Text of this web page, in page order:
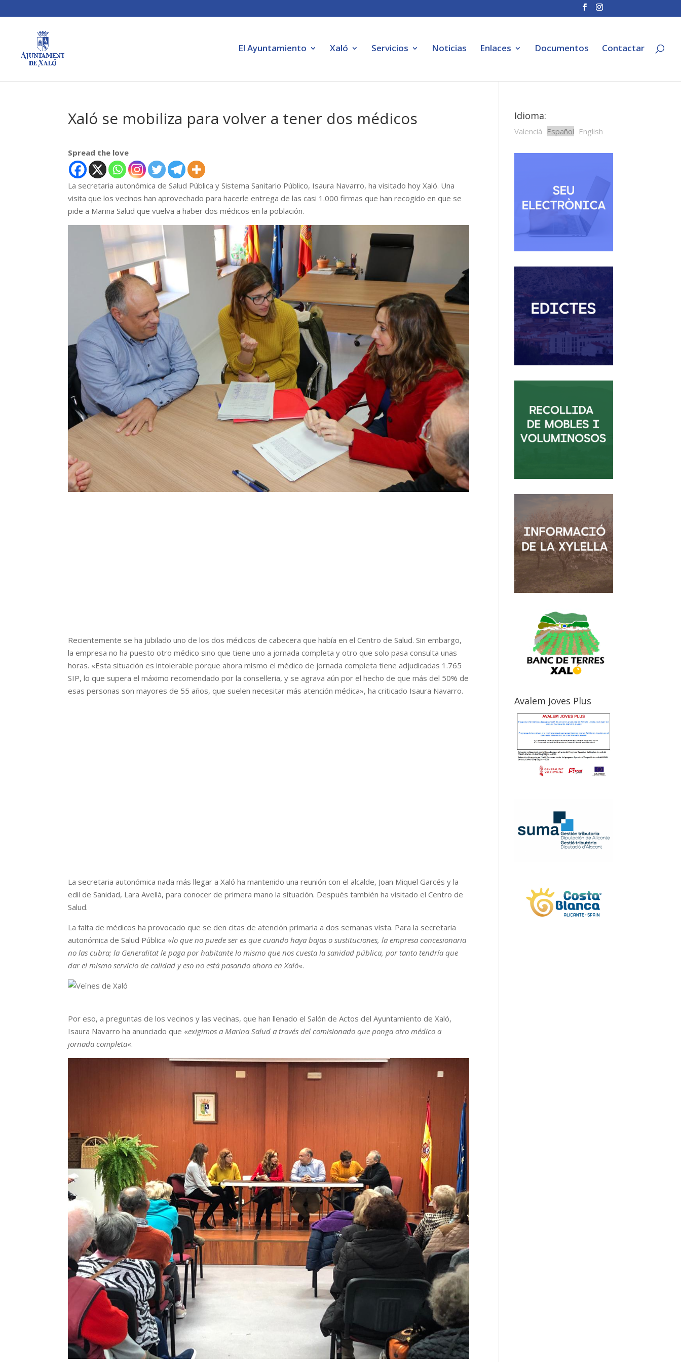
El Ayuntamiento Xaló Servicios Noticias Enlaces Documentos Contactar
Xaló se mobiliza para volver a tener dos médicos
Spread the love
La secretaria autonómica de Salud Pública y Sistema Sanitario Público, Isaura Navarro, ha visitado hoy Xaló. Una
visita que los vecinos han aprovechado para hacerle entrega de las casi 1.000 firmas que han recogido en que se
pide a Marina Salud que vuelva a haber dos médicos en la población.
Recientemente se ha jubilado uno de los dos médicos de cabecera que había en el Centro de Salud. Sin embargo,
la empresa no ha puesto otro médico sino que tiene uno a jornada completa y otro que solo pasa consulta unas
horas. «Esta situación es intolerable porque ahora mismo el médico de jornada completa tiene adjudicadas 1.765
SIP, lo que supera el máximo recomendado por la conselleria, y se agrava aún por el hecho de que más del 50% de
esas personas son mayores de 55 años, que suelen necesitar más atención médica», ha criticado Isaura Navarro.
La secretaria autonómica nada más llegar a Xaló ha mantenido una reunión con el alcalde, Joan Miquel Garcés y la
edil de Sanidad, Lara Avellà, para conocer de primera mano la situación. Después también ha visitado el Centro de
Salud.
La falta de médicos ha provocado que se den citas de atención primaria a dos semanas vista. Para la secretaria
autonómica de Salud Pública «lo que no puede ser es que cuando haya bajas o sustituciones, la empresa concesionaria
no las cubra; la Generalitat le paga por habitante lo mismo que nos cuesta la sanidad pública, por tanto tendría que
dar el mismo servicio de calidad y eso no está pasando ahora en Xaló«.
Por eso, a preguntas de los vecinos y las vecinas, que han llenado el Salón de Actos del Ayuntamiento de Xaló,
Isaura Navarro ha anunciado que «exigimos a Marina Salud a través del comisionado que ponga otro médico a
jornada completa«.
Idioma:
Valencià Español English
Avalem Joves Plus